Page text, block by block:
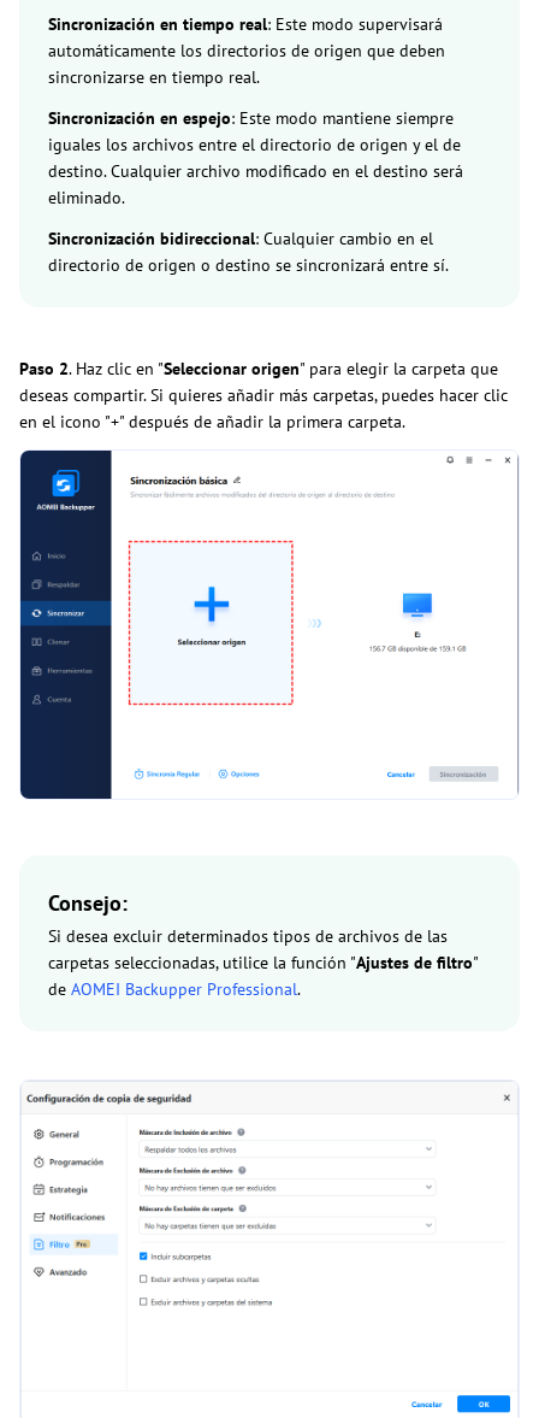
Sincronización en tiempo real: Este modo supervisará
automáticamente los directorios de origen que deben
sincronizarse en tiempo real.
Sincronización en espejo: Este modo mantiene siempre
iguales los archivos entre el directorio de origen y el de
destino. Cualquier archivo modificado en el destino será
eliminado.
Sincronización bidireccional: Cualquier cambio en el
directorio de origen o destino se sincronizará entre sí.
Paso 2. Haz clic en "Seleccionar origen" para elegir la carpeta que
deseas compartir. Si quieres añadir más carpetas, puedes hacer clic
en el icono "+" después de añadir la primera carpeta.
Consejo:
Si desea excluir determinados tipos de archivos de las
carpetas seleccionadas, utilice la función "Ajustes de filtro"
de AOMEI Backupper Professional.